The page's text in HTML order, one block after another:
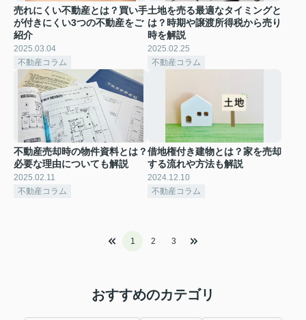
売れにくい不動産とは？買い手
が付きにくい3つの不動産をご
紹介
2025.03.04
不動産コラム
土地を売る最適なタイミングと
は？時期や譲渡所得税から売り
時を解説
2025.02.25
不動産コラム
不動産売却時の物件資料とは？
必要な理由についても解説
2025.02.11
不動産コラム
借地権付き建物とは？家を売却
する流れや方法も解説
2024.12.10
不動産コラム
1 2 3
おすすめのカテゴリ